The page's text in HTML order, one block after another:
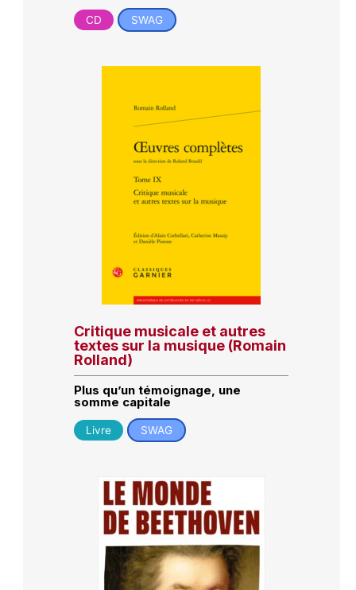
CD SWAG
Critique musicale et autres
textes sur la musique (Romain
Rolland)
Plus qu’un témoignage, une
somme capitale
Livre SWAG